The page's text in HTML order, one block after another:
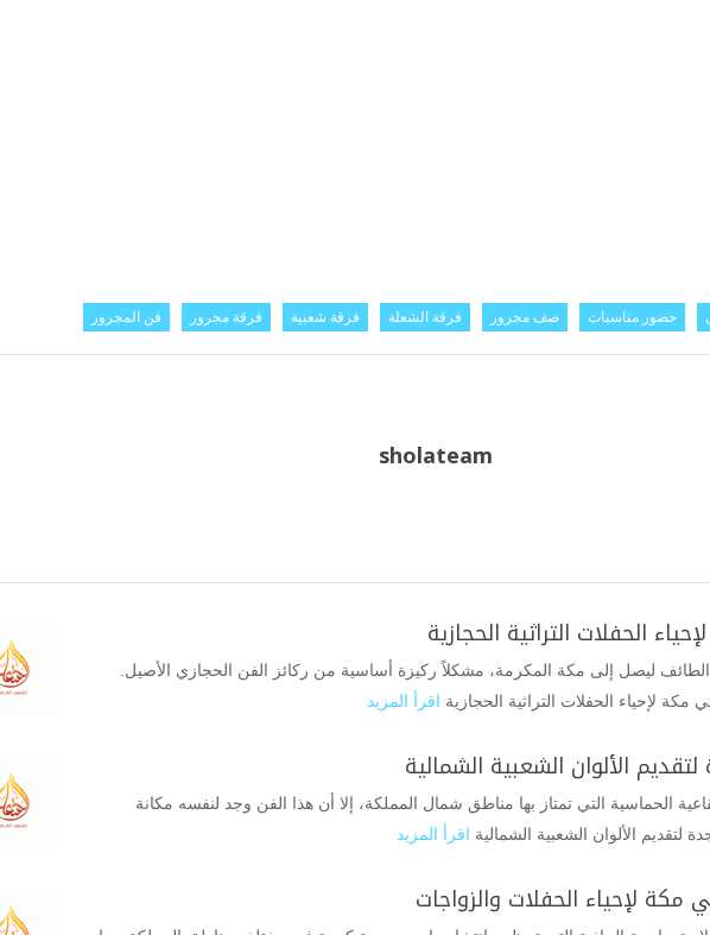
حضور مناسبات صف مجرور فرقة الشعلة فرقة شعبية فرقة مجرور فن المجرور
sholateam
الحفلات التراثية الحجازية
ليصل إلى مكة المكرمة، مشكلاً ركيزة أساسية من ركائز الفن الحجازي الأصيل.
لإحياء الحفلات التراثية الحجازية اقرأ المزيد
الألوان الشعبية الشمالية
الحماسية التي تمتاز بها مناطق شمال المملكة، إلا أن هذا الفن وجد لنفسه مكانة
الألوان الشعبية الشمالية اقرأ المزيد
لإحياء الحفلات والزواجات